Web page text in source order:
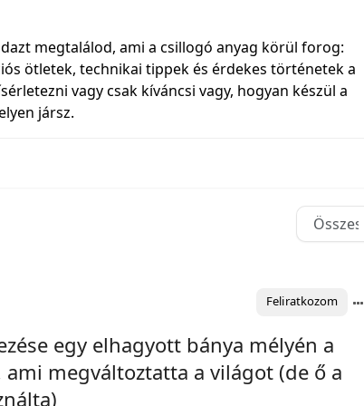
megtalálod, ami a csillogó anyag körül forog:
ötletek, technikai tippek és érdekes történetek a
vagy csak kíváncsi vagy, hogyan készül a
jársz.
Feliratkozom
egy elhagyott bánya mélyén a
ami megváltoztatta a világot (de ő a